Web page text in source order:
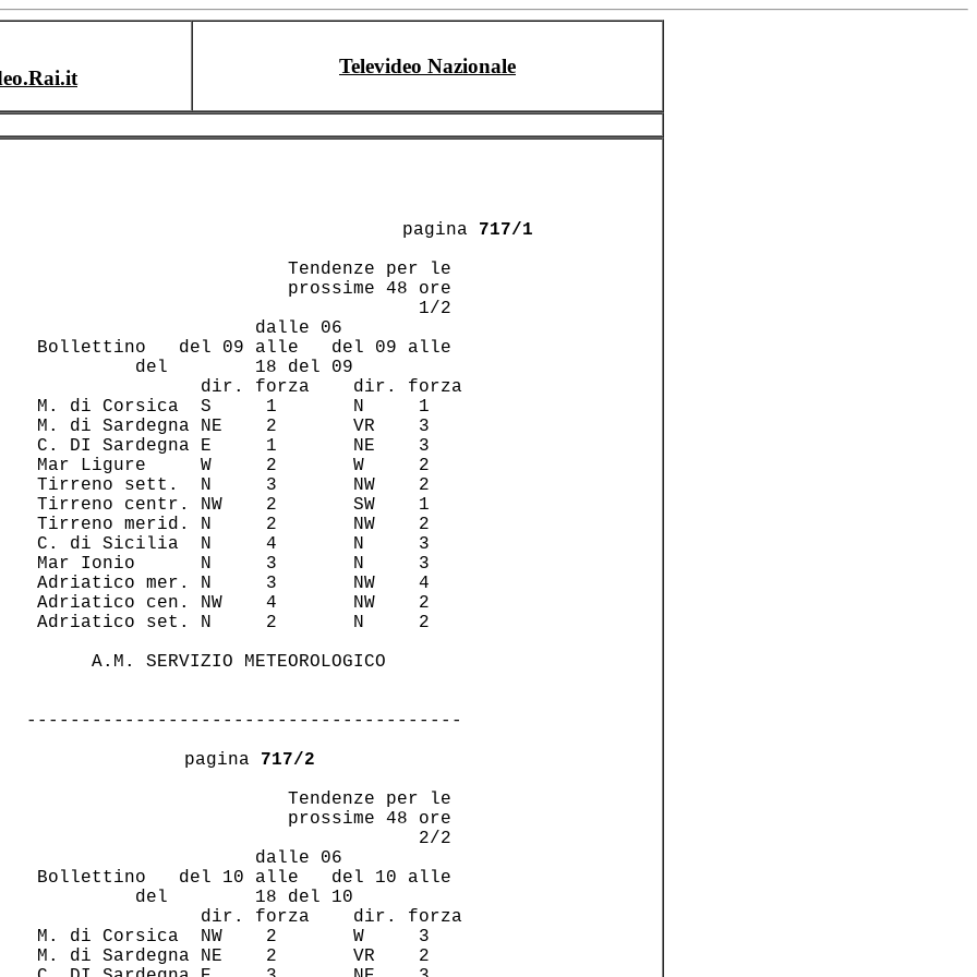
Televideo Nazionale
					 pagina
717/1
                        Tendenze per le
                        prossime 48 ore
                                    1/2
              dalle 06
Bollettino   del 09 alle   del 09 alle
   del        18 del 09
                dir. forza    dir. forza
M. di Corsica  S     1       N     1
M. di Sardegna NE    2       VR    3
C. DI Sardegna E     1       NE    3
Mar Ligure     W     2       W     2
Tirreno sett.  N     3       NW    2
Tirreno centr. NW    2       SW    1
Tirreno merid. N     2       NW    2
C. di Sicilia  N     4       N     3
Mar Ionio      N     3       N     3
Adriatico mer. N     3       NW    4
Adriatico cen. NW    4       NW    2
Adriatico set. N     2       N     2
      A.M. SERVIZIO METEOROLOGICO
----------------------------------------
pagina 717/2
                        Tendenze per le
                        prossime 48 ore
                                    2/2
              dalle 06
Bollettino   del 10 alle   del 10 alle
   del        18 del 10
                dir. forza    dir. forza
M. di Corsica  NW    2       W     3
M. di Sardegna NE    2       VR    2